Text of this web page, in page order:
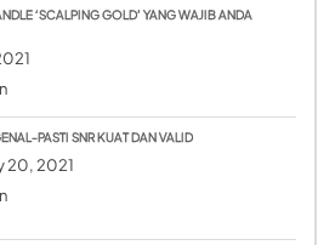
‘SCALPING GOLD’ YANG WAJIB ANDA
PASTI SNR KUAT DAN VALID
20, 2021